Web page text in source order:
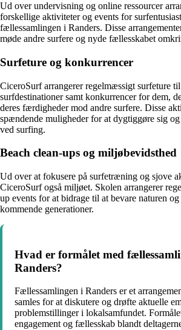
Ud over undervisning og online ressourcer
forskellige aktiviteter og events for
fællessamlingen i Randers. Disse
møde andre surfere og nyde fællesskabet
Surfeture og konkurrencer
CiceroSurf arrangerer regelmæssigt surfeture
surfdestinationer samt konkurrencer for dem,
deres færdigheder mod andre surfere. Disse
spændende muligheder for at dygtiggøre sig
ved surfing.
Beach clean-ups og miljøbevidsthed
Ud over at fokusere på surfetræning og sjove
CiceroSurf også miljøet. Skolen arrangerer
up events for at bidrage til at bevare naturen
kommende generationer.
Hvad er formålet med
Randers?
Fællessamlingen i Randers er et
samles for at diskutere og drøfte aktuelle
problemstillinger i lokalsamfundet.
engagement og fællesskab blandt